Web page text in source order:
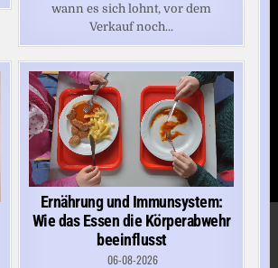
wann es sich lohnt, vor dem
Verkauf noch...
Ernährung und Immunsystem:
Wie das Essen die Körperabwehr
beeinflusst
06-08-2026